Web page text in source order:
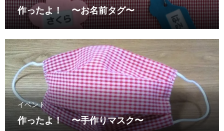
作ったよ！ 〜お名前タグ〜
イベント
作ったよ！ 〜手作りマスク〜